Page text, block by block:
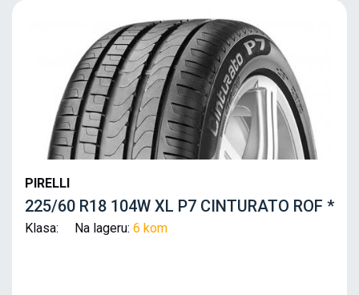
PIRELLI
225/60 R18 104W XL P7 CINTURATO ROF *
Klasa: Na lageru: 6 kom